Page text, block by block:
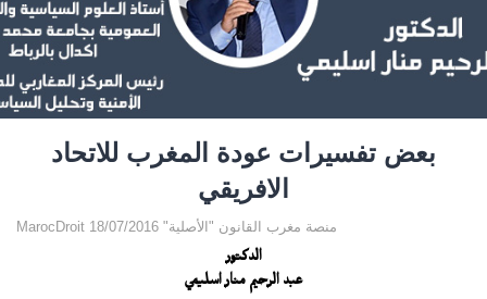
بعض تفسيرات عودة المغرب للاتحاد
الافريقي
MarocDroit منصة مغرب القانون "الأصلية" 18/07/2016
الدكتور
عبد الرحيم منار اسليمي